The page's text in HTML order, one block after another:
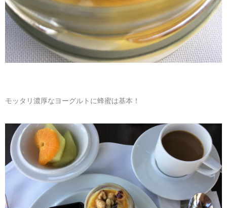
モッタリ濃厚なヨーグルトに蜂蜜は基本！